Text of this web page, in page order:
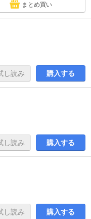
まとめ買い
し読み 購入する
し読み 購入する
し読み 購入する